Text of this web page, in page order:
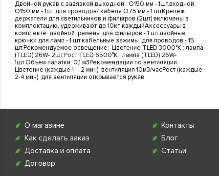
Двойной рукав с завязкой:выходной: O150 мм - 1шт.входной:
O150 мм - 1шт.для проводов/ кабеля O75 мм - 1 штКрепеж:
держатели для светильников и фильтров (2шт) включены в
комплектацию, удерживают до 10кг каждыйАксессуары в
комплекте: двойной ремень для фильтров - 1 шт.двойные
крючки для ламп - 1 шт.кабельные зажимы для проводов - 15
шт.Рекомендуемое освещение: Цветение TLED 3000°K : лампа
(TLED) 26W- 2шт.Рост TLED 6500°K : лампа (TLED) 26W-
1шт.Объем палатки: 0,1 м3Рекомендации по вентиляции:
Цветение (каждые 1 – 2 мин): вентиляция 10м3/часРост (каждые
2-4 мин): для вентиляции открывается рукав
О магазине
Как сделать заказ
Доставка и оплата
Договор
Контакты
Блог
Статьи